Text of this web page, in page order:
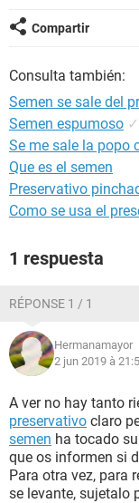
Compartir
Consulta también:
Semen se sale del
Semen espumoso ✓
Se me sale la popo
Que es el semen
Preservativo
Como se usa el
1 respuesta
RÉPONSE 1 / 1
Hermanamayor
2 jun 2019 à
A ver no hay tanto
preservativo claro
semen ha tocado
que os informen si
Para otra vez, para
se levante, sujetalo